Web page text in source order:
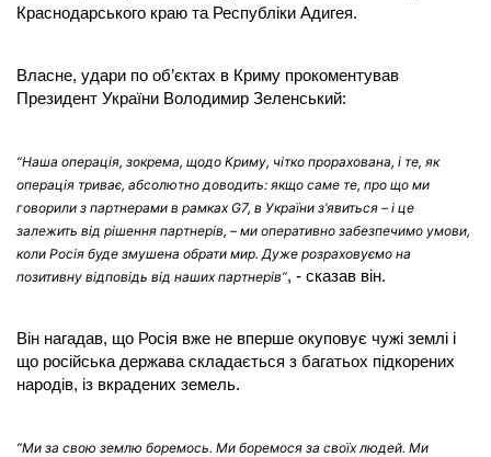
Краснодарського краю та Республіки Адигея.
Власне, удари по об’єктах в Криму прокоментував
Президент України Володимир Зеленський:
“Наша операція, зокрема, щодо Криму, чітко прорахована, і те, як
операція триває, абсолютно доводить: якщо саме те, про що ми
говорили з партнерами в рамках G7, в України з’явиться – і це
залежить від рішення партнерів, – ми оперативно забезпечимо умови,
коли Росія буде змушена обрати мир. Дуже розраховуємо на
позитивну відповідь від наших партнерів”, - сказав він.
Він нагадав, що Росія вже не вперше окуповує чужі землі і
що російська держава складається з багатьох підкорених
народів, із вкрадених земель.
“Ми за свою землю боремось. Ми боремося за своїх людей. Ми